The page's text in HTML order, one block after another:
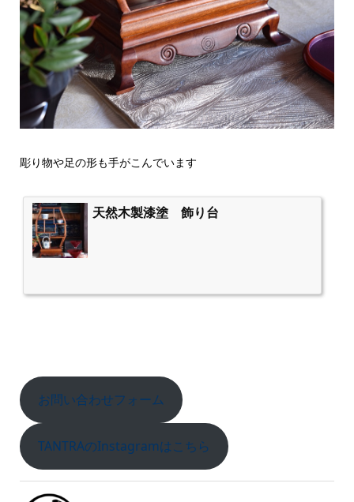
彫り物や足の形も手がこんでいます
天然木製漆塗 飾り台
お問い合わせフォーム
TANTRAのInstagramはこちら